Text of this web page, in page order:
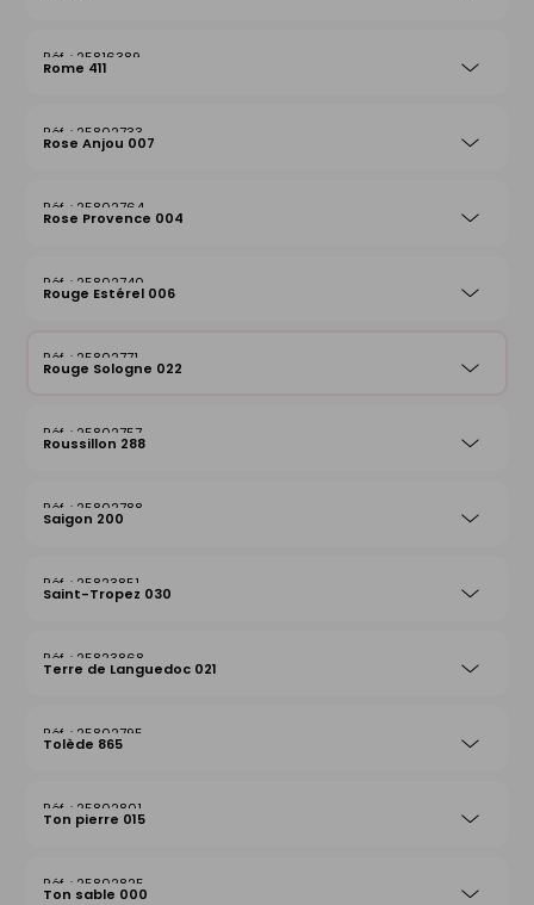
25816389
Rome 411
25802733
Rose Anjou 007
25802764
Rose Provence 004
25802740
Rouge Estérel 006
25802771
Rouge Sologne 022
25802757
Roussillon 288
25802788
Saigon 200
25823851
Saint-Tropez 030
25823868
Terre de Languedoc 021
25802795
Tolède 865
25802801
Ton pierre 015
25802825
Ton sable 000